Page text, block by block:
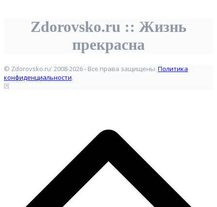
Zdorovsko.ru :: Жизнь
прекрасна
© Zdorovsko.ru' 2008-2026 - Все права защищены. Политика
конфиденциальности.